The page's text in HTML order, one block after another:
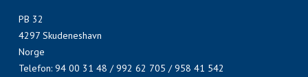
PB 32
4297 Skudeneshavn
Norge
Telefon: 94 00 31 48 / 992 62 705 / 958 41 542